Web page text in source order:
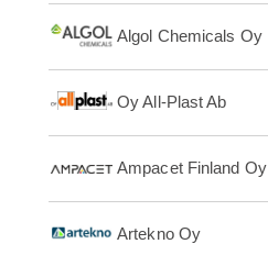
Algol Chemicals Oy
Oy All-Plast Ab
Ampacet Finland Oy
Artekno Oy